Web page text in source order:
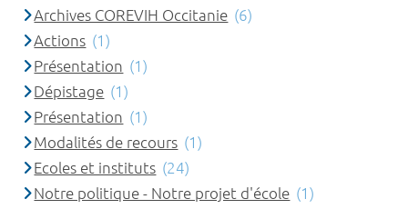
Archives COREVIH Occitanie (6)
Actions (1)
Présentation (1)
Dépistage (1)
Présentation (1)
Modalités de recours (1)
Ecoles et instituts (24)
Notre politique - Notre projet d'école (1)